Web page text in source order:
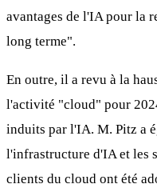
avantages de l'IA pour la
long terme".
En outre, il a revu à la
l'activité "cloud" pour
induits par l'IA. M. Pitz a
l'infrastructure d'IA et les
clients du cloud ont été